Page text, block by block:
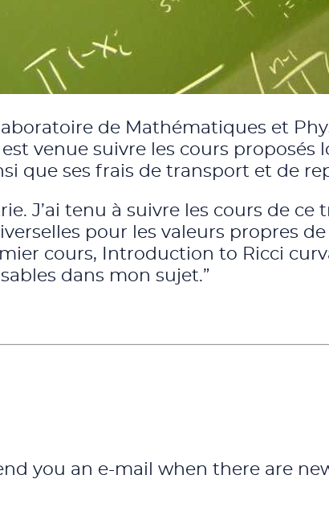
de Mathématiques et
est venue suivre les cours
que ses frais de transport et de
J’ai tenu à suivre les cours de
pour les valeurs propres
cours, Introduction to Ricci
dans mon sujet.”
you an e-mail when there are